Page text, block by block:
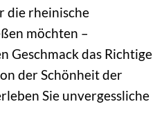
die rheinische
möchten –
Geschmack das Richtige
der Schönheit der
Sie unvergessliche